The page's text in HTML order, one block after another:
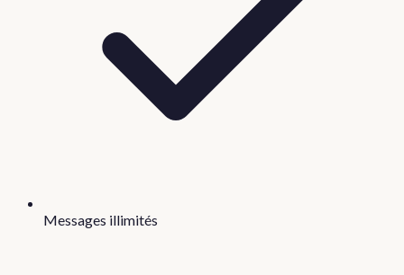
Messages illimités